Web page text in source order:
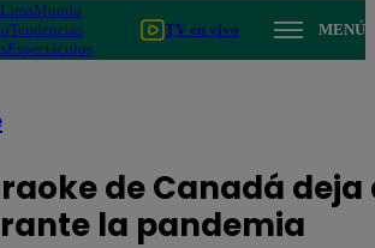
LimaMundo
Tendencias
Espectáculos
TV en vivo MENÚ
de Canadá
la pandemia